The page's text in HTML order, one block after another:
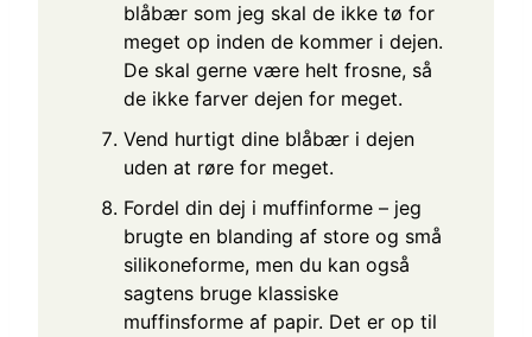
blåbær som jeg skal de ikke tø for
meget op inden de kommer i dejen.
De skal gerne være helt frosne, så
de ikke farver dejen for meget.
Vend hurtigt dine blåbær i dejen
uden at røre for meget.
Fordel din dej i muffinforme – jeg
brugte en blanding af store og små
silikoneforme, men du kan også
sagtens bruge klassiske
muffinsforme af papir. Det er op til